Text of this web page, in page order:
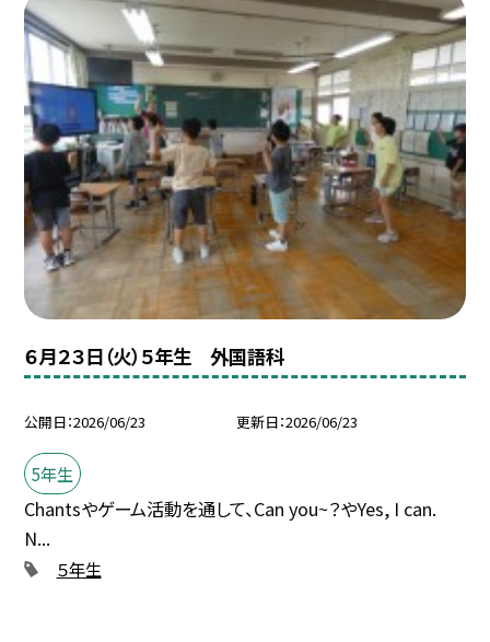
６月２３日（火）５年生 外国語科
公開日 2026/06/23 更新日 2026/06/23
5年生
Chantsやゲーム活動を通して、Can you~？やYes, I can.
N...
５年生